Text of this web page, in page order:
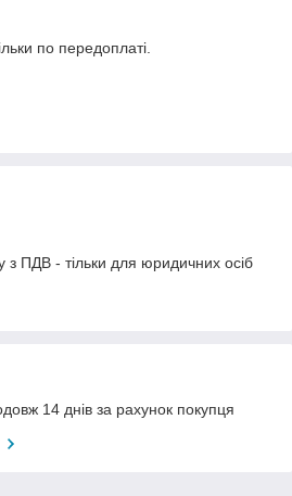
по передоплаті.
з ПДВ - тільки для юридичних осіб
14 днів за рахунок покупця